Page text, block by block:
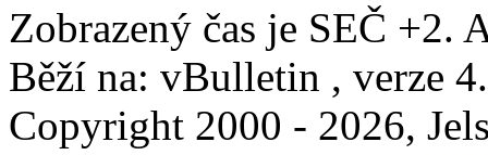
Zobrazený čas je SEČ +2.
Běží na: vBulletin , verze
Copyright 2000 - 2026,